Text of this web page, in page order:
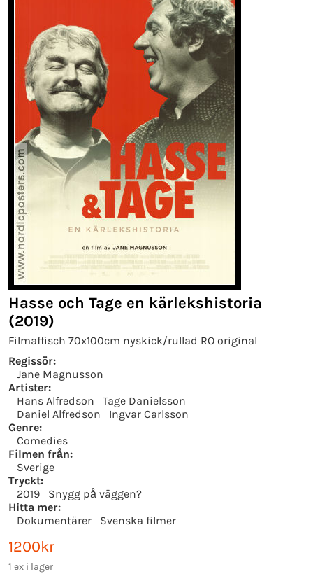
Hasse och Tage en kärlekshistoria
(2019)
Filmaffisch 70x100cm nyskick/rullad RO original
Regissör:
Jane Magnusson
Artister:
Hans Alfredson
Tage Danielsson
Daniel Alfredson
Ingvar Carlsson
Genre:
Comedies
Filmen från:
Sverige
Tryckt:
2019
Snygg på väggen?
Hitta mer:
Dokumentärer
Svenska filmer
1200kr
1 ex i lager